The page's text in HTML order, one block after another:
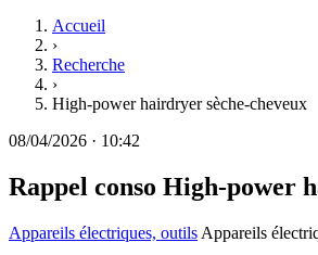
Accueil
›
Recherche
›
High-power hairdryer sèche-cheveux
08/04/2026 · 10:42
Rappel conso High-power
Appareils électriques, outils Appareils